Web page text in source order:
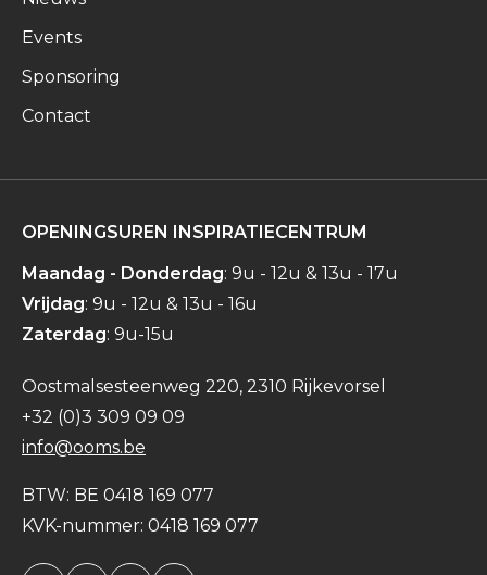
Events
Sponsoring
Contact
OPENINGSUREN INSPIRATIECENTRUM
Maandag - Donderdag: 9u - 12u & 13u - 17u
Vrijdag: 9u - 12u & 13u - 16u
Zaterdag: 9u-15u
Oostmalsesteenweg 220, 2310 Rijkevorsel
+32 (0)3 309 09 09
info@ooms.be
BTW: BE 0418 169 077
KVK-nummer: 0418 169 077